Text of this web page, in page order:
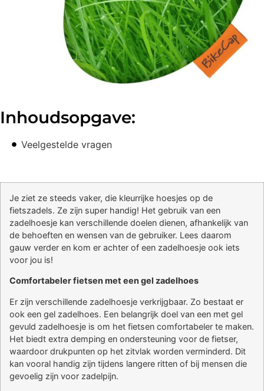
Inhoudsopgave:
Veelgestelde vragen
Je ziet ze steeds vaker, die kleurrijke hoesjes op de
fietszadels. Ze zijn super handig! Het gebruik van een
zadelhoesje kan verschillende doelen dienen, afhankelijk van
de behoeften en wensen van de gebruiker. Lees daarom
gauw verder en kom er achter of een zadelhoesje ook iets
voor jou is!
Comfortabeler fietsen met een gel zadelhoes
Er zijn verschillende zadelhoesje verkrijgbaar. Zo bestaat er
ook een gel zadelhoes. Een belangrijk doel van een met gel
gevuld zadelhoesje is om het fietsen comfortabeler te maken.
Het biedt extra demping en ondersteuning voor de fietser,
waardoor drukpunten op het zitvlak worden verminderd. Dit
kan vooral handig zijn tijdens langere ritten of bij mensen die
gevoelig zijn voor zadelpijn.